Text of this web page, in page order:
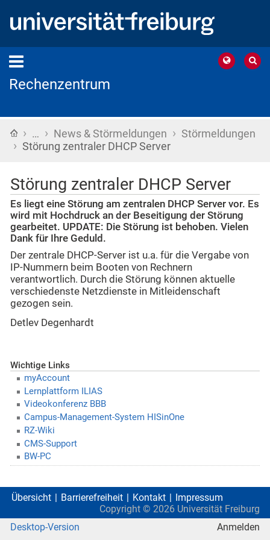
Rechenzentrum
Startseite
› … › News & Störmeldungen › Störmeldungen
› Störung zentraler DHCP Server
Störung zentraler DHCP Server
Es liegt eine Störung am zentralen DHCP Server vor. Es
wird mit Hochdruck an der Beseitigung der Störung
gearbeitet. UPDATE: Die Störung ist behoben. Vielen
Dank für Ihre Geduld.
Der zentrale DHCP-Server ist u.a. für die Vergabe von
IP-Nummern beim Booten von Rechnern
verantwortlich. Durch die Störung können aktuelle
verschiedenste Netzdienste in Mitleidenschaft
gezogen sein.
Detlev Degenhardt
Wichtige Links
myAccount
Lernplattform ILIAS
Videokonferenz BBB
Campus-Management-System HISinOne
RZ-Wiki
CMS-Support
BW-PC
Übersicht Barrierefreiheit Kontakt
Impressum
Copyright © 2026 Universität Freiburg
Desktop-Version
Anmelden